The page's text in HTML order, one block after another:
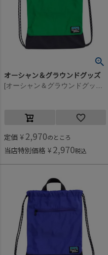
オーシャン＆グラウンドグッズ
定価 ¥ 2,970のところ
当店特別価格 ¥ 2,970税込